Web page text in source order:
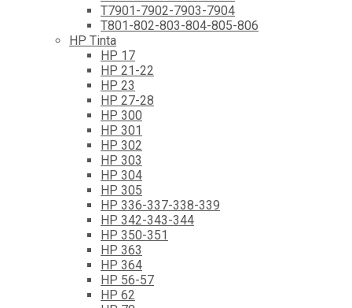
T7901-7902-7903-7904
T801-802-803-804-805-806
HP Tinta
HP 17
HP 21-22
HP 23
HP 27-28
HP 300
HP 301
HP 302
HP 303
HP 304
HP 305
HP 336-337-338-339
HP 342-343-344
HP 350-351
HP 363
HP 364
HP 56-57
HP 62